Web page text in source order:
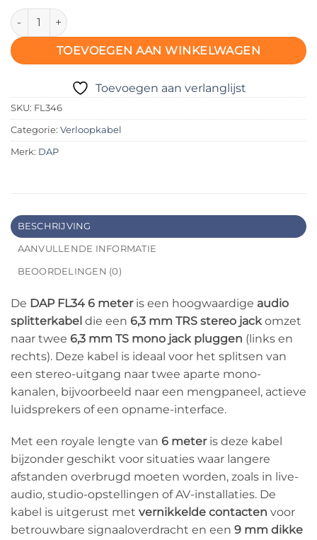
DAP FL34 – 6,3 mm Stereo Jack naar 2x 6,3 mm Mono Jack
TOEVOEGEN AAN WINKELWAGEN
Toevoegen aan verlanglijst
SKU: FL346
Categorie: Verloopkabel
Merk: DAP
BESCHRIJVING
AANVULLENDE INFORMATIE
BEOORDELINGEN (0)
De DAP FL34 6 meteris een hoogwaardige audio
splitterkabel die een 6,3 mm TRS stereo jack omzet
naar twee 6,3 mm TS mono jack pluggen (links en
rechts). Deze kabel is ideaal voor het splitsen van
een stereo-uitgang naar twee aparte mono-
kanalen, bijvoorbeeld naar een mengpaneel, actieve
luidsprekers of een opname-interface.
Met een royale lengte van 6 meteris deze kabel
bijzonder geschikt voor situaties waar langere
afstanden overbrugd moeten worden, zoals in live-
audio, studio-opstellingen of AV-installaties. De
kabel is uitgerust met vernikkelde contacten voor
betrouwbare signaaloverdracht en een 9 mm dikke